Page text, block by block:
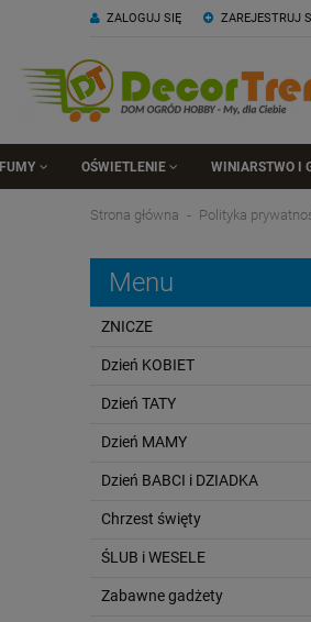
ZAREJESTRUJ
ZALOGUJ SIĘ
OŚWIETLENIE WINIARSTWO I
Strona główna Polityka
Menu
ZNICZE
Dzień KOBIET
Dzień TATY
Dzień MAMY
Dzień BABCI i DZIADKA
Chrzest święty
ŚLUB i WESELE
Zabawne gadżety